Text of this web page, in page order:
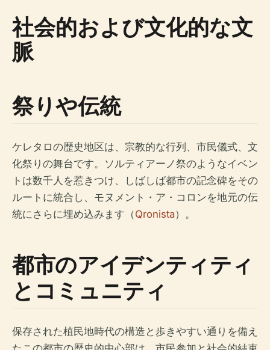
社会的および文化的な文
脈
祭りや伝統
ケレタロの歴史地区は、宗教的な行列、市民儀式、文
化祭りの舞台です。ソルティアーノ祭のようなイベン
トは数千人を惹きつけ、しばしば都市の記念碑をその
ルートに統合し、モヌメント・ア・コロンを地元の伝
統にさらに埋め込みます（Qronista）。
都市のアイデンティティ
とコミュニティ
保存された植民地時代の構造と歩きやすい通りを備え